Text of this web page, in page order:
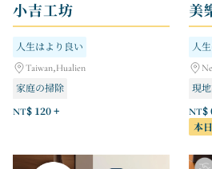
小吉工坊
人生はより良い
Taiwan,Hualien
家庭の掃除
NT$ 120 +
美
人
現
NT$
本